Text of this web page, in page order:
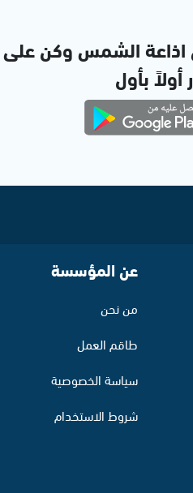
الشمس وكن على
أولاً بأول
عن المؤسسة
من نحن
طاقم العمل
سياسة الخصوصية
شروط الاستخدام